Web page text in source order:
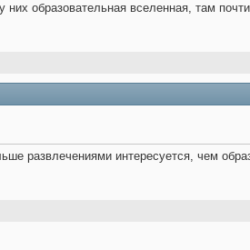
них образовательная вселенная, там
развлечениями интересуется, чем